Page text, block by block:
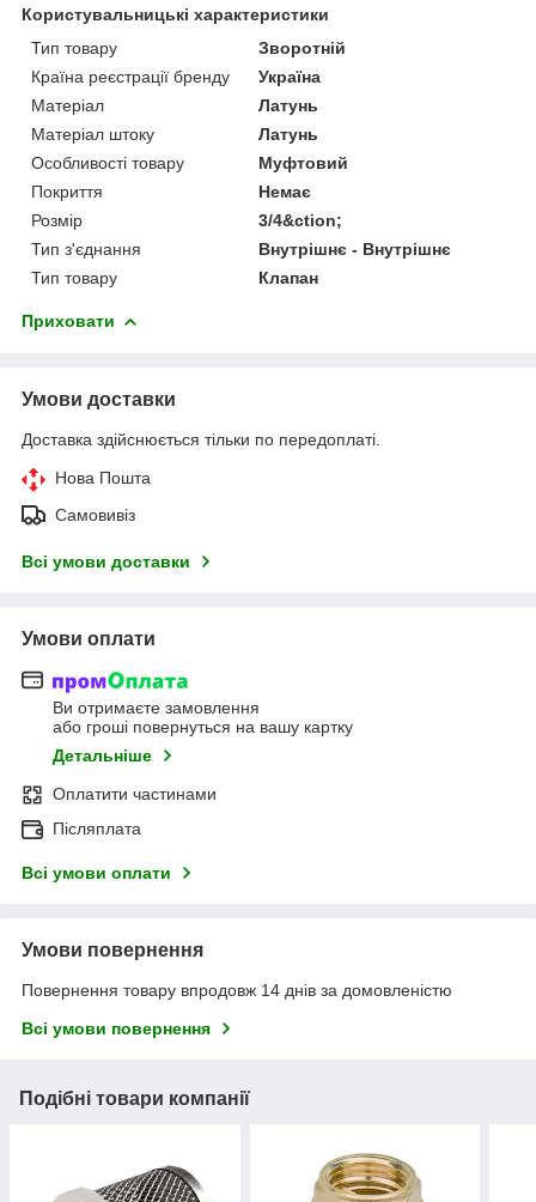
Користувальницькі характеристики
Тип товару
Зворотній
Країна реєстрації бренду
Україна
Матеріал
Латунь
Матеріал штоку
Латунь
Особливості товару
Муфтовий
Покриття
Немає
Розмір
3/4&ction;
Тип з'єднання
Внутрішнє - Внутрішнє
Тип товару
Клапан
Приховати
Умови доставки
Доставка здійснюється тільки по передоплаті.
Нова Пошта
Самовивіз
Всі умови доставки
Умови оплати
Ви отримаєте замовлення
або гроші повернуться на вашу картку
Детальніше
Оплатити частинами
Післяплата
Всі умови оплати
Умови повернення
Повернення товару впродовж 14 днів за домовленістю
Всі умови повернення
Подібні товари компанії